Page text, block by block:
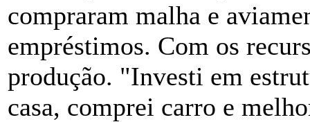
compraram malha e
empréstimos. Com os
produção. "Investi em
casa, comprei carro e